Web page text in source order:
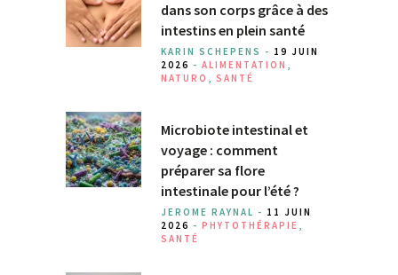
dans son corps grâce à des
intestins en plein santé
KARIN SCHEPENS - 19 JUIN
2026 - ALIMENTATION ,
NATURO , SANTÉ
Microbiote intestinal et
voyage : comment
préparer sa flore
intestinale pour l’été ?
JEROME RAYNAL - 11 JUIN
2026 - PHYTOTHÉRAPIE ,
SANTÉ